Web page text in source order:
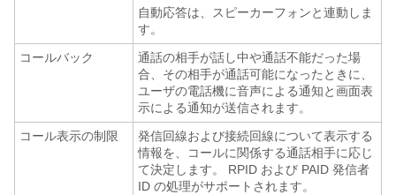
自動応答は、スピーカーフォンと連動しま
す。
コールバック
通話の相手が話し中や通話不能だった場
合、その相手が通話可能になったときに、
ユーザの電話機に音声による通知と画面表
示による通知が送信されます。
コール表示の制限
発信回線および接続回線について表示する
情報を、コールに関係する通話相手に応じ
て決定します。 RPID および PAID 発信者
ID の処理がサポートされます。